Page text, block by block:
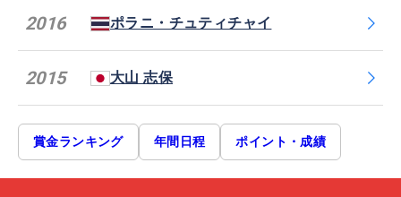
2016 ポラニ・チュティチャイ
2015 大山 志保
賞金ランキング 年間日程 ポイント・成績